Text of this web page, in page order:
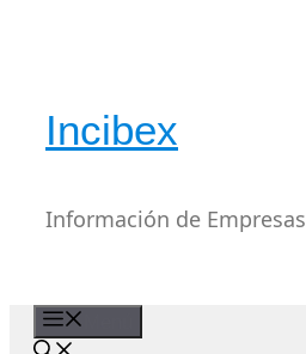
Incibex
Información de Empresas